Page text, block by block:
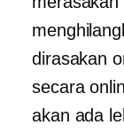
dirasakan
secara
akan ada